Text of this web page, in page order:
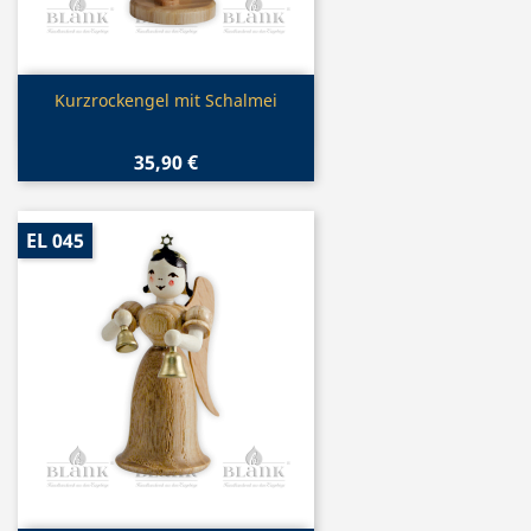
Vorschau
Kurzrockengel mit Schalmei
35,90 €
EL 045